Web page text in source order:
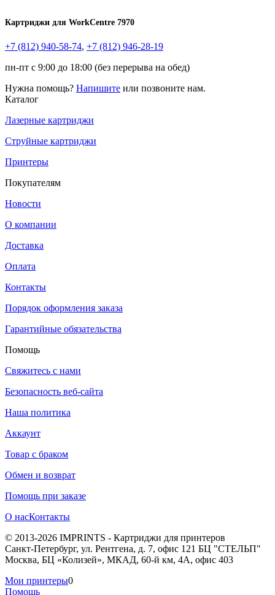
Картриджи для WorkCentre 7970
+7 (812) 940-58-74, +7 (812) 946-28-19
пн-пт с 9:00 до 18:00 (без перерыва на обед)
Нужна помощь? Напишите или позвоните нам.
Каталог
Лазерные картриджи
Струйные картриджи
Принтеры
Покупателям
Новости
О компании
Доставка
Оплата
Контакты
Порядок оформления заказа
Гарантийные обязательства
Помощь
Свяжитесь с нами
Безопасность веб-сайта
Наша политика
Аккаунт
Товар с браком
Обмен и возврат
Помощь при заказе
О насКонтакты
© 2013-2026 IMPRINTS - Картриджи для принтеров
Санкт-Петербург, ул. Рентгена, д. 7, офис 121 БЦ "СТЕЛЬП"
Москва, БЦ «Колизей», МКАД, 60-й км, 4А, офис 403
Мои принтеры0
Помощь